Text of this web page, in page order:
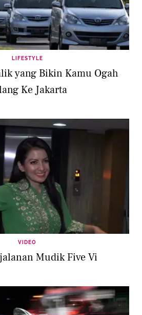
LIFESTYLE
yang Bikin Kamu Ogah
Ke Jakarta
VIDEO
Mudik Five Vi